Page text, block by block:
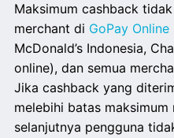
Maksimum cashback
merchant di GoPay Online
McDonald’s Indonesia,
online), dan semua
Jika cashback yang
melebihi batas
selanjutnya pengguna